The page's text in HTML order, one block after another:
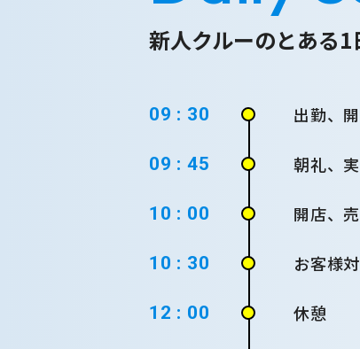
新人クルーのとある1
09 : 30 出勤、
09 : 45 朝礼、
10 : 00 開店、
10 : 30 お客様
12 : 00 休憩